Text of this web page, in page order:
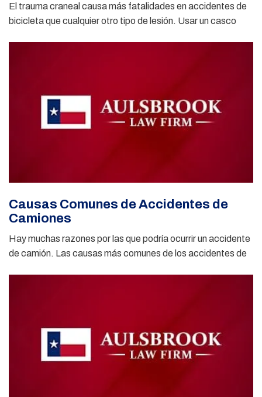
El trauma craneal causa más fatalidades en accidentes de
bicicleta que cualquier otro tipo de lesión. Usar un casco
Causas Comunes de Accidentes de
Camiones
Hay muchas razones por las que podría ocurrir un accidente
de camión. Las causas más comunes de los accidentes de